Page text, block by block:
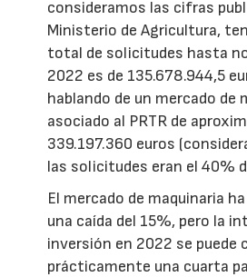
consideramos las cifras
Ministerio de Agricultura,
total de solicitudes hasta
2022 es de 135.678.944,5
hablando de un mercado de
asociado al PRTR de
339.197.360 euros
las solicitudes eran el 40%
El mercado de maquinaria
una caída del 15%, pero la
inversión en 2022 se puede
prácticamente una cuarta